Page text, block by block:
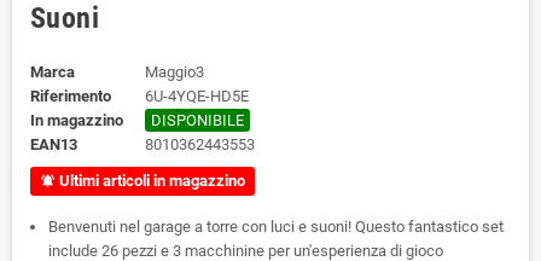
Suoni
Marca
Maggio3
Riferimento
6U-4YQE-HD5E
In magazzino
DISPONIBILE
EAN13
8010362443553
notifications_active Ultimi articoli in magazzino
Benvenuti nel garage a torre con luci e suoni! Questo fantastico set
include 26 pezzi e 3 macchinine per un'esperienza di gioco